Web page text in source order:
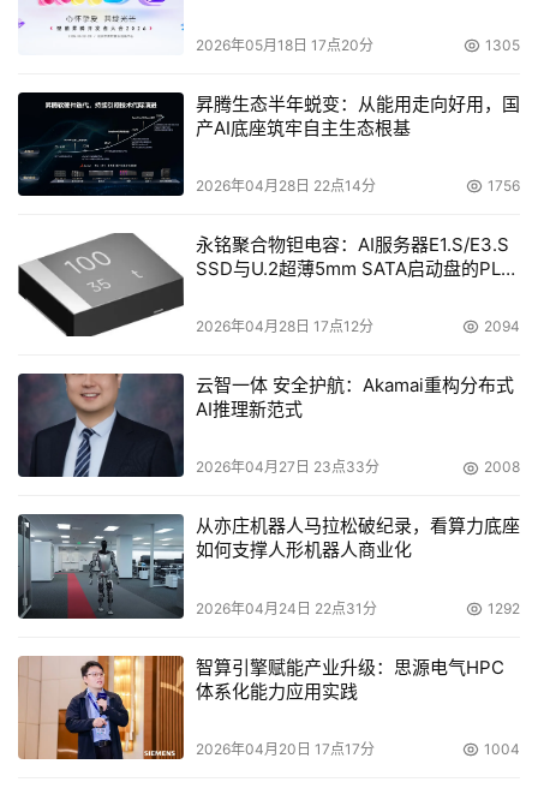
2026年05月18日 17点20分 1305
昇腾生态半年蜕变：从能用走向好用，国
产AI底座筑牢自主生态根基
2026年04月28日 22点14分 1756
永铭聚合物钽电容：AI服务器E1.S/E3.S
SSD与U.2超薄5mm SATA启动盘的PLP
2026年04月28日 17点12分 2094
云智一体 安全护航：Akamai重构分布式
AI推理新范式
2026年04月27日 23点33分 2008
从亦庄机器人马拉松破纪录，看算力底座
如何支撑人形机器人商业化
2026年04月24日 22点31分 1292
智算引擎赋能产业升级：思源电气HPC
体系化能力应用实践
2026年04月20日 17点17分 1004